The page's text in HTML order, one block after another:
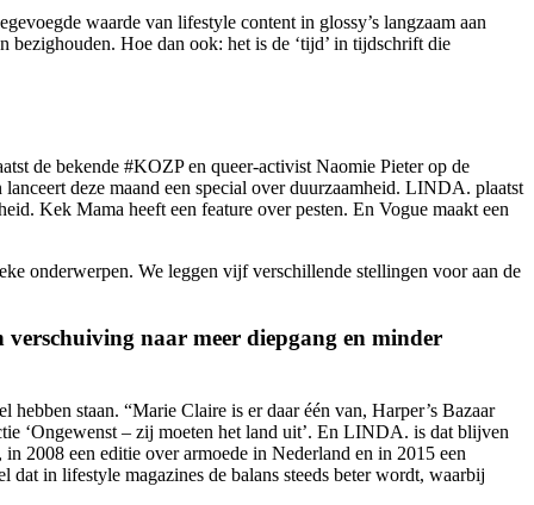
waarde van lifestyle content in glossy’s langzaam aan
bezighouden. Hoe dan ook: het is de ‘tijd’ in tijdschrift die
de bekende #KOZP en queer-activist Naomie Pieter op de
deze maand een special over duurzaamheid. LINDA. plaatst
Kek Mama heeft een feature over pesten. En Vogue maakt een
onderwerpen. We leggen vijf verschillende stellingen voor aan de
naar meer diepgang en minder
staan. “Marie Claire is er daar één van, Harper’s Bazaar
‘Ongewenst – zij moeten het land uit’. En LINDA. is dat blijven
2008 een editie over armoede in Nederland en in 2015 een
in lifestyle magazines de balans steeds beter wordt, waarbij